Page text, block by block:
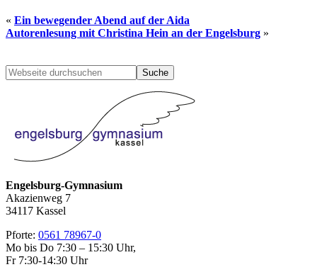
« Ein bewegender Abend auf der Aida
Autorenlesung mit Christina Hein an der Engelsburg »
Seitenspalte
Webseite
durchsuchen
Engelsburg-Gymnasium
Akazienweg 7
34117 Kassel
Pforte: 0561 78967-0
Mo bis Do 7:30 – 15:30 Uhr,
Fr 7:30-14:30 Uhr